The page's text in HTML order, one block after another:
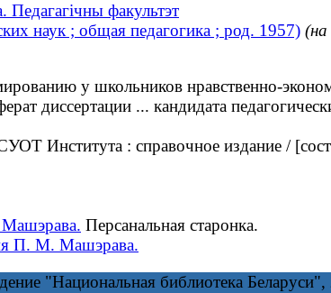
факультэт
наук ; общая педагогика ; род. 1957) (на
у школьников нравственно-
диссертации ... кандидата
Института : справочное издание /
Машэрава. Персанальная старонка.
П. М. Машэрава.
"Национальная библиотека